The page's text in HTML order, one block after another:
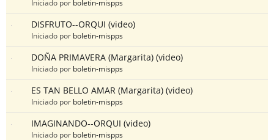
Iniciado por boletin-mispps
DISFRUTO--ORQUI (video)
Iniciado por boletin-mispps
DOÑA PRIMAVERA (Margarita) (video)
Iniciado por boletin-mispps
ES TAN BELLO AMAR (Margarita) (video)
Iniciado por boletin-mispps
IMAGINANDO--ORQUI (video)
Iniciado por boletin-mispps